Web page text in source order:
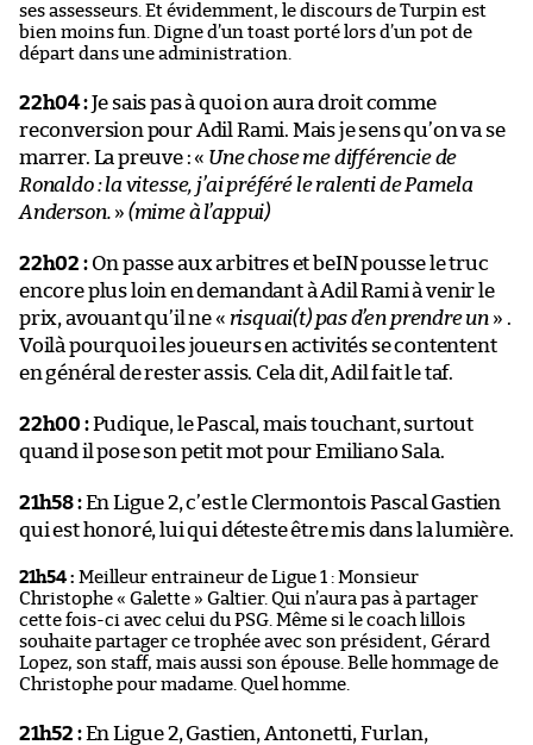
ses assesseurs. Et évidemment, le discours de Turpin est
bien moins fun. Digne d’un toast porté lors d’un pot de
départ dans une administration.
22h04 :Je sais pas à quoi on aura droit comme
reconversion pour Adil Rami. Mais je sens qu’on va se
marrer. La preuve : « Une chose me différencie de
Ronaldo : la vitesse, j’ai préféré le ralenti de Pamela
Anderson. » (mime à l’appui)
22h02 :On passe aux arbitres et beIN pousse le truc
encore plus loin en demandant à Adil Rami à venir le
prix, avouant qu’il ne « risquai(t) pas d’en prendre un » .
Voilà pourquoi les joueurs en activités se contentent
en général de rester assis. Cela dit, Adil fait le taf.
22h00 :Pudique, le Pascal, mais touchant, surtout
quand il pose son petit mot pour Emiliano Sala.
21h58 :En Ligue 2, c’est le Clermontois Pascal Gastien
qui est honoré, lui qui déteste être mis dans la lumière.
21h54 : Meilleur entraineur de Ligue 1 : Monsieur
Christophe « Galette » Galtier. Qui n’aura pas à partager
cette fois-ci avec celui du PSG. Même si le coach lillois
souhaite partager ce trophée avec son président, Gérard
Lopez, son staff, mais aussi son épouse. Belle hommage de
Christophe pour madame. Quel homme.
21h52 :En Ligue 2, Gastien, Antonetti, Furlan,